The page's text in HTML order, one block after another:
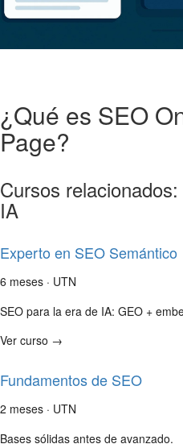
¿Qué es SEO
Page?
Cursos
IA
Experto en SEO Semántico
6 meses · UTN
SEO para la era de IA: GEO +
Ver curso →
Fundamentos de SEO
2 meses · UTN
Bases sólidas antes de avanzado.